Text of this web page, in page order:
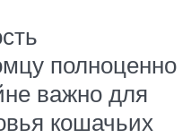
полноценно
важно для
кошачьих